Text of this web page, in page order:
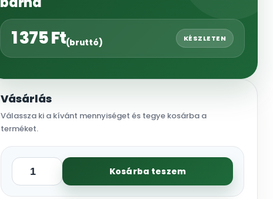
1 375Ft(bruttó) KÉSZLETEN
Vásárlás
Válassza ki a kívánt mennyiséget és tegye kosárba a
terméket.
Univerzális
Kosárba teszem